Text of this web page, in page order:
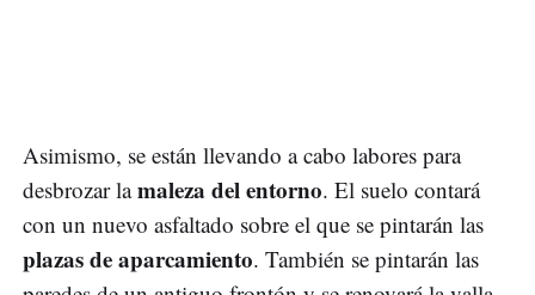
Asimismo, se están llevando a cabo labores para
desbrozar lamaleza del entorno. El suelo contará
con un nuevo asfaltado sobre el que se pintarán las
plazas de aparcamiento. También se pintarán las